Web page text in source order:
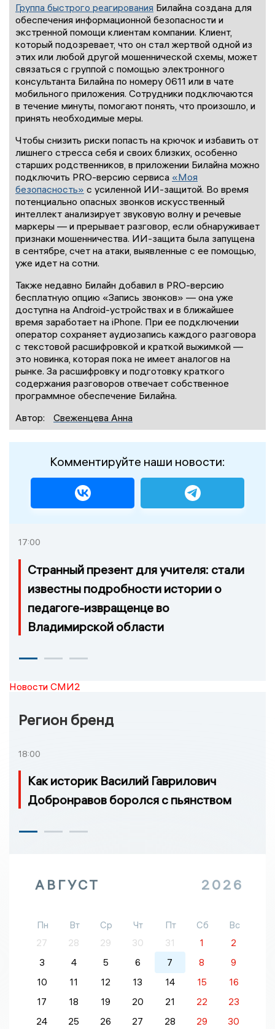
Группа быстрого реагирования Билайна создана для
обеспечения информационной безопасности и
экстренной помощи клиентам компании. Клиент,
который подозревает, что он стал жертвой одной из
этих или любой другой мошеннической схемы, может
связаться с группой с помощью электронного
консультанта Билайна по номеру 0611 или в чате
мобильного приложения. Сотрудники подключаются
в течение минуты, помогают понять, что произошло, и
принять необходимые меры.
Чтобы снизить риски попасть на крючок и избавить от
лишнего стресса себя и своих близких, особенно
старших родственников, в приложении Билайна можно
подключить PRO-версию сервиса «Моя
безопасность» с усиленной ИИ-защитой. Во время
потенциально опасных звонков искусственный
интеллект анализирует звуковую волну и речевые
маркеры — и прерывает разговор, если обнаруживает
признаки мошенничества. ИИ-защита была запущена
в сентябре, счет на атаки, выявленные с ее помощью,
уже идет на сотни.
Также недавно Билайн добавил в PRO-версию
бесплатную опцию «Запись звонков» — она уже
доступна на Android-устройствах и в ближайшее
время заработает на iPhone. При ее подключении
оператор сохраняет аудиозапись каждого разговора
с текстовой расшифровкой и краткой выжимкой —
это новинка, которая пока не имеет аналогов на
рынке. За расшифровку и подготовку краткого
содержания разговоров отвечает собственное
программное обеспечение Билайна.
Автор:
Свеженцева Анна
Комментируйте наши новости:
17:00
Странный презент для учителя: стали
известны подробности истории о
педагоге-извращенце во
Владимирской области
Новости СМИ2
Регион бренд
18:00
Как историк Василий Гаврилович
Добронравов боролся с пьянством
АВГУСТ 2026
Пн Вт Ср Чт Пт Сб
Вс
27
28 29 30 31 1
2
3
4 5 6 7 8
9
10
11 12 13 14 15
16
17
18 19 20 21 22
23
24
25 26 27 28 29 30